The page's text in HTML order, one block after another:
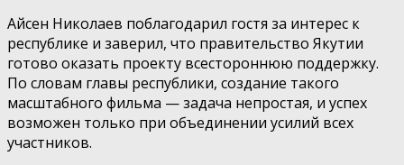
Айсен Николаев поблагодарил гостя за интерес к
республике и заверил, что правительство Якутии
готово оказать проекту всестороннюю поддержку.
По словам главы республики, создание такого
масштабного фильма — задача непростая, и успех
возможен только при объединении усилий всех
участников.